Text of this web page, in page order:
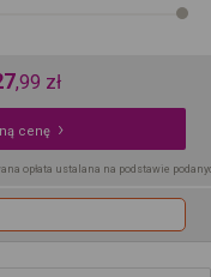
,99 zł
cenę
opłata ustalana na podstawie